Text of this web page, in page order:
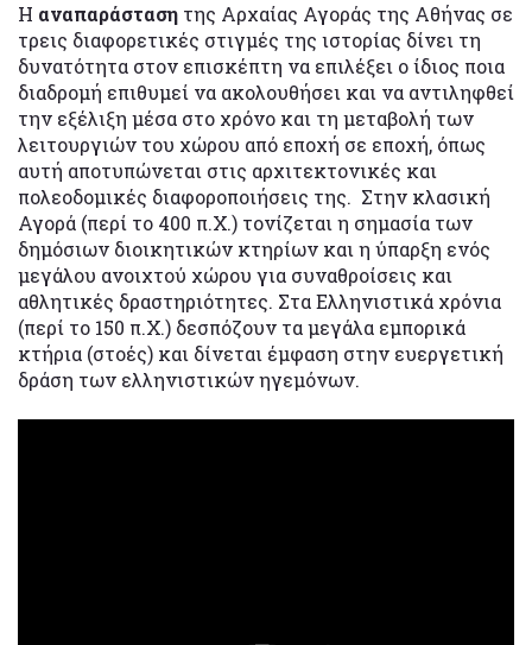
Η αναπαράσταση της Αρχαίας Αγοράς της Αθήνας σε
τρεις διαφορετικές στιγμές της ιστορίας δίνει τη
δυνατότητα στον επισκέπτη να επιλέξει ο ίδιος ποια
διαδρομή επιθυμεί να ακολουθήσει και να αντιληφθεί
την εξέλιξη μέσα στο χρόνο και τη μεταβολή των
λειτουργιών του χώρου από εποχή σε εποχή, όπως
αυτή αποτυπώνεται στις αρχιτεκτονικές και
πολεοδομικές διαφοροποιήσεις της. Στην κλασική
Αγορά (περί το 400 π.Χ.) τονίζεται η σημασία των
δημόσιων διοικητικών κτηρίων και η ύπαρξη ενός
μεγάλου ανοιχτού χώρου για συναθροίσεις και
αθλητικές δραστηριότητες. Στα Ελληνιστικά χρόνια
(περί το 150 π.Χ.) δεσπόζουν τα μεγάλα εμπορικά
κτήρια (στοές) και δίνεται έμφαση στην ευεργετική
δράση των ελληνιστικών ηγεμόνων.